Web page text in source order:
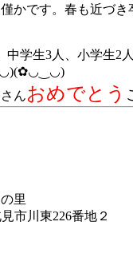
かです。春も近づ
中学生3人、小学生2
んおめでとう
里
市川東226番地２